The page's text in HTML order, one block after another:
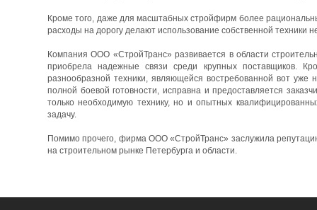
Кроме того, даже для масштабных стройфирм более
расходы на дорогу делают использование собственной техники
Компания ООО «СтройТранс» развивается в области
приобрела надежные связи среди крупных поставщиков.
разнообразной техники, являющейся востребованной вот уже
полной боевой готовности, исправна и предоставляется
только необходимую технику, но и опытных
задачу.
Помимо прочего, фирма ООО «СтройТранс» заслужила
на строительном рынке Петербурга и области.